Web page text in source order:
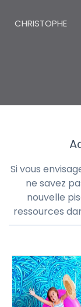
CHRISTOPHE
Si vous
ne savez
nouvelle
ressources